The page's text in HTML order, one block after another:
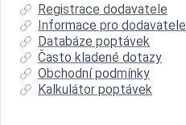
Registrace dodavatele
Informace pro dodavatele
Databáze poptávek
Často kladené dotazy
Obchodní podmínky
Kalkulátor poptávek